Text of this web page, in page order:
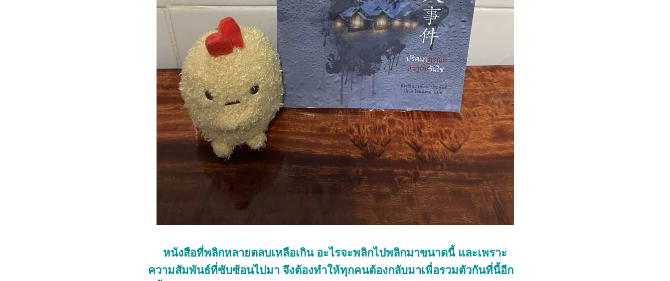
หนังสือที่พลิกหลายตลบเหลือเกิน อะไรจะพลิกไปพลิกมาขนาดนี้ และเพราะ
ความสัมพันธ์ที่ซับซ้อนไปมา จึงต้องทำให้ทุกคนต้องกลับมาเพื่อรวมตัวกันที่นี้อีก